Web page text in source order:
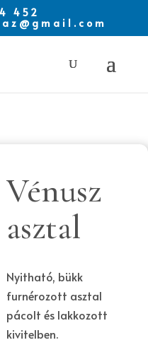
452
Vénusz
asztal
Nyitható, bükk
furnérozott asztal
pácolt és lakkozott
kivitelben.